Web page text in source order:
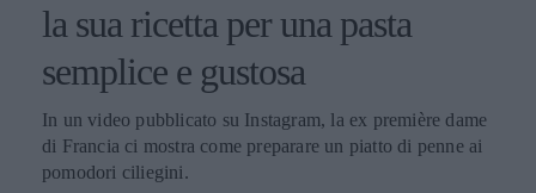
la sua ricetta per una pasta
semplice e gustosa
In un video pubblicato su Instagram, la ex première dame
di Francia ci mostra come preparare un piatto di penne ai
pomodori ciliegini.